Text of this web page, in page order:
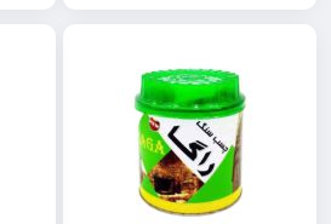
افزودن
افزودن